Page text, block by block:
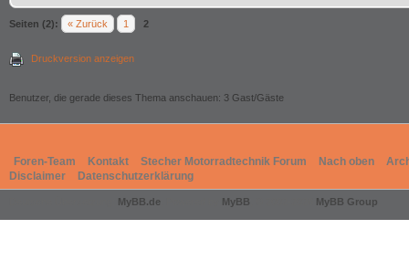
Seiten (2): « Zurück 1 2
Druckversion anzeigen
Benutzer, die gerade dieses Thema anschauen: 3 Gast/Gäste
Foren-Team Kontakt Stecher Motorradtechnik Forum Nach oben
Disclaimer
Datenschutzerklärung
MyBB.de MyBB MyBB Group